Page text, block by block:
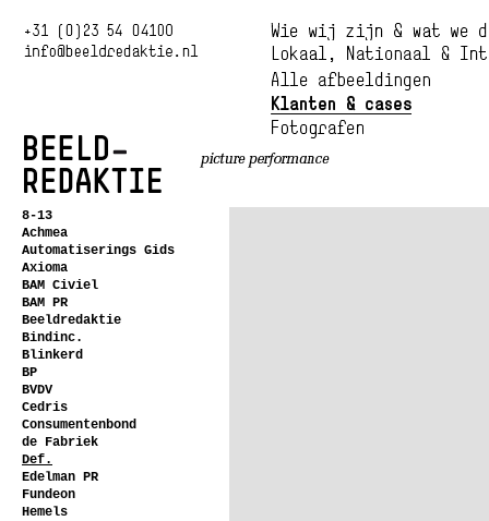
8-13
Achmea
Automatiserings Gids
Axioma
BAM Civiel
BAM PR
Beeldredaktie
Bindinc.
Blinkerd
BP
BVDV
Cedris
Consumentenbond
de Fabriek
Def.
Edelman PR
Fundeon
Hemels